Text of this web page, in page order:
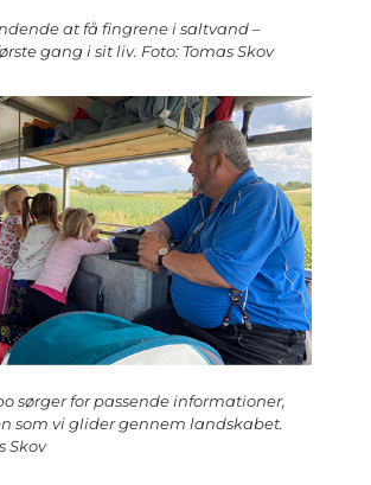
at få fingrene i saltvand –
gang i sit liv. Foto: Tomas Skov
sørger for passende informationer,
som vi glider gennem landskabet.
Skov